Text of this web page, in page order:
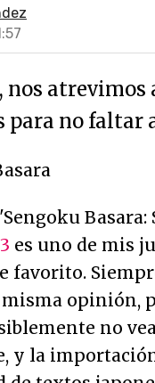
nos atrevimos
para no faltar
Basara:
es uno de mis
favorito.
opinión,
no
y la